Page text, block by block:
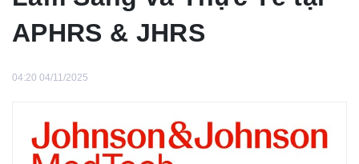
APHRS & JHRS
04:20 04/11/2025